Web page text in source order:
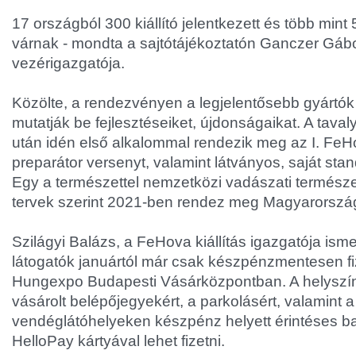
17 országból 300 kiállító jelentkezett és több mint
várnak - mondta a sajtótájékoztatón Ganczer
vezérigazgatója.
Közölte, a rendezvényen a legjelentősebb
mutatják be fejlesztéseiket, újdonságaikat. A
után idén első alkalommal rendezik meg az I.
preparátor versenyt, valamint látványos, saját
Egy a természettel nemzetközi vadászati
tervek szerint 2021-ben rendez meg
Szilágyi Balázs, a FeHova kiállítás igazgatója
látogatók januártól már csak készpénzmentesen
Hungexpo Budapesti Vásárközpontban. A
vásárolt belépőjegyekért, a parkolásért, valamint
vendéglátóhelyeken készpénz helyett érintéses
HelloPay kártyával lehet fizetni.